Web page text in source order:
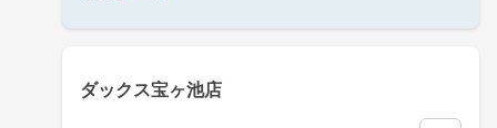
ダックス宝ヶ池店